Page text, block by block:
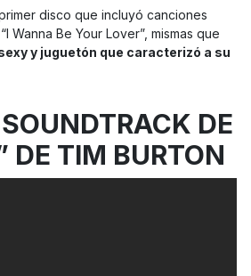
disco que incluyó canciones
Wanna Be Your Lover”, mismas que
y juguetón que caracterizó a su
DE
DE TIM BURTON